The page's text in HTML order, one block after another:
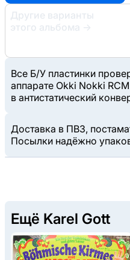
Другие варианты
этого альбома
→
Все Б/У пластинки
аппарате Okki Nokki
в антистатический
Доставка в ПВЗ,
Посылки надёжно
Ещё Karel Gott